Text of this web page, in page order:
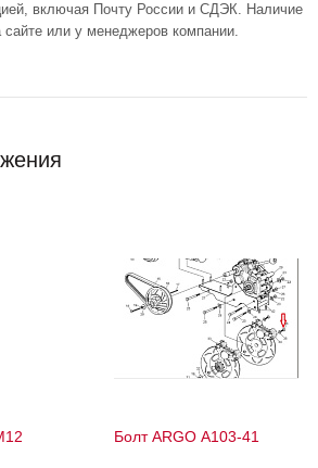
включая Почту России и СДЭК. Наличие
сайте или у менеджеров компании.
Болт ARGO А103-41